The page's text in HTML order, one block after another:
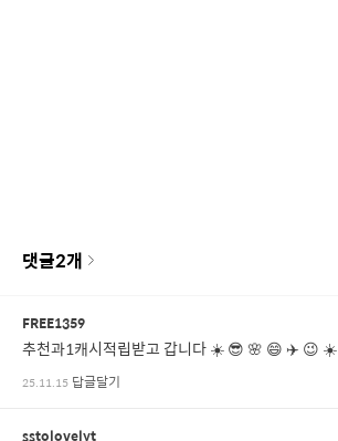
댓글2개
FREE1359
추천과1캐시적립받고 갑니다 ☀️ 😎 🌸 😄 ✈️ 😉 ☀️
25.11.15 답글달기
sstolovelyt